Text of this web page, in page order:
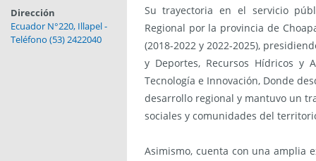
Dirección
Ecuador N°220, Illapel -
Teléfono (53) 2422040
Su trayectoria en el servicio
Regional por la provincia de
(2018-2022 y 2022-2025),
y Deportes, Recursos Hídricos y
Tecnología e Innovación, Donde
desarrollo regional y mantuvo un
sociales y comunidades del
Asimismo, cuenta con una amplia